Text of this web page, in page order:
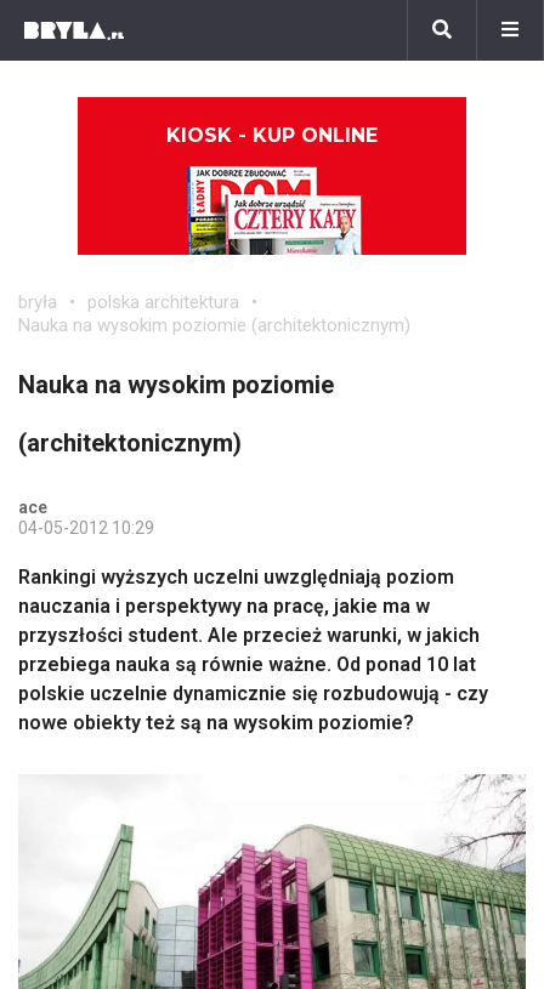
KIOSK - KUP ONLINE
bryła
polska architektura
Nauka na wysokim poziomie (architektonicznym)
Nauka na wysokim poziomie
(architektonicznym)
ace
04-05-2012 10:29
Rankingi wyższych uczelni uwzględniają poziom
nauczania i perspektywy na pracę, jakie ma w
przyszłości student. Ale przecież warunki, w jakich
przebiega nauka są równie ważne. Od ponad 10 lat
polskie uczelnie dynamicznie się rozbudowują - czy
nowe obiekty też są na wysokim poziomie?